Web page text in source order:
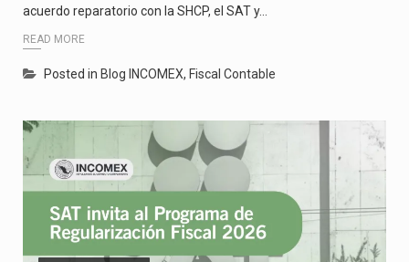
acuerdo reparatorio con la SHCP, el SAT y…
READ MORE
Posted in Blog INCOMEX, Fiscal Contable